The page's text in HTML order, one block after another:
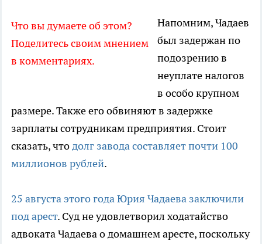
Что вы думаете об этом?
Поделитесь своим мнением
в комментариях.
Напомним, Чадаев
был задержан по
подозрению в
неуплате налогов
в особо крупном
размере. Также его обвиняют в задержке
зарплаты сотрудникам предприятия. Стоит
сказать, чтодолг завода составляет почти 100
миллионов рублей.
25 августа этого года Юрия Чадаева заключили
под арест. Суд не удовлетворил ходатайство
адвоката Чадаева о домашнем аресте, поскольку